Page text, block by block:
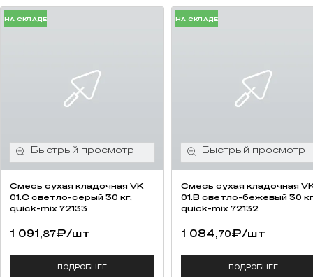
НА СКЛАДЕ
Смесь cухая кладочная VK
01.C светло-серый 30 кг,
quick-mix 72133
1 091,87₽/шт
ПОДРОБНЕЕ
НА СКЛАДЕ
Смесь cухая кладочная
01.B светло-бежевый 30
quick-mix 72132
1 084,70₽/шт
ПОДРОБНЕЕ